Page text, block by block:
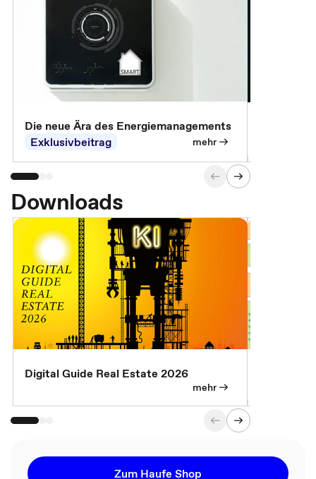
Die neue Ära des Energiemanagements
Exklusivbeitrag
mehr
Downloads
Digital Guide Real Estate 2026
mehr
Zum Haufe Shop